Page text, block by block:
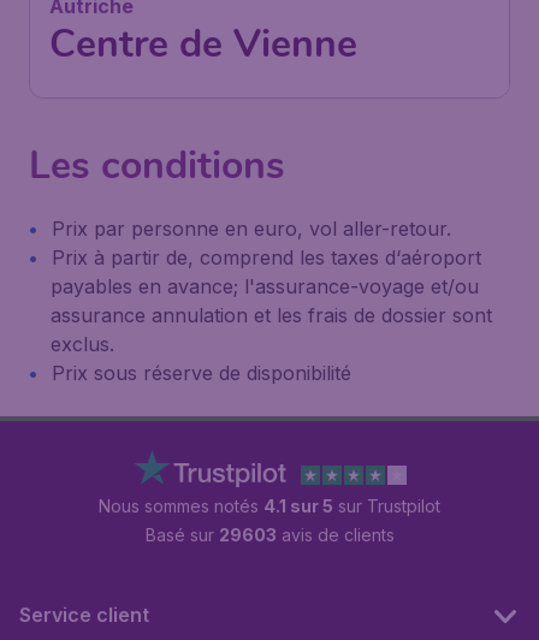
Beauvais
Les conditions
Prix par personne en euro, vol aller-retour.
Prix à partir de, comprend les taxes d‘aéroport
payables en avance; l'assurance-voyage et/ou
assurance annulation et les frais de dossier sont
exclus.
Prix sous réserve de disponibilité
Nous sommes notés 4.1 sur 5 sur Trustpilot
Basé sur 29603 avis de clients
Service client